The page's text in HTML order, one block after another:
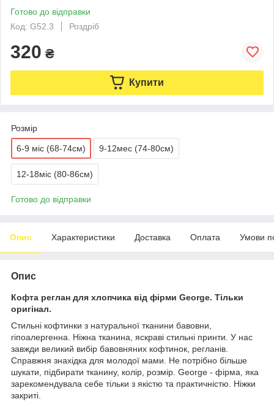
Готово до відправки
Код: G52.3
Роздріб
320 ₴
Купити
Розмір
6-9 міс (68-74см) 9-12мес (74-80см)
12-18міс (80-86см)
Готово до відправки
Опис Характеристики Доставка Оплата Умови
Опис
Кофта реглан для хлопчика від фірми George. Тільки
оригінал.
Стильні кофтинки з натуральної тканини бавовни,
гіпоалергенна. Ніжна тканина, яскраві стильні принти. У нас
завжди великий вибір бавовняних кофтинок, регланів.
Справжня знахідка для молодої мами. Не потрібно більше
шукати, підбирати тканину, колір, розмір. George - фірма, яка
зарекомендувала себе тільки з якістю та практичністю. Ніжки
закриті.